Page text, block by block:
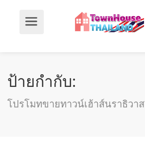
ป้ายกำกับ:
โปรโมทขายทาวน์เฮ้าส์นราธิวาส